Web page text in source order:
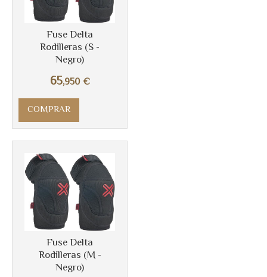
Fuse Delta
Rodilleras (S -
Negro)
65,950 €
COMPRAR
Fuse Delta
Rodilleras (M -
Negro)
Más info